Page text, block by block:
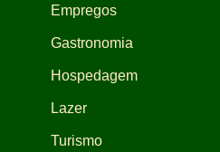
Empregos
Gastronomia
Hospedagem
Lazer
Turismo